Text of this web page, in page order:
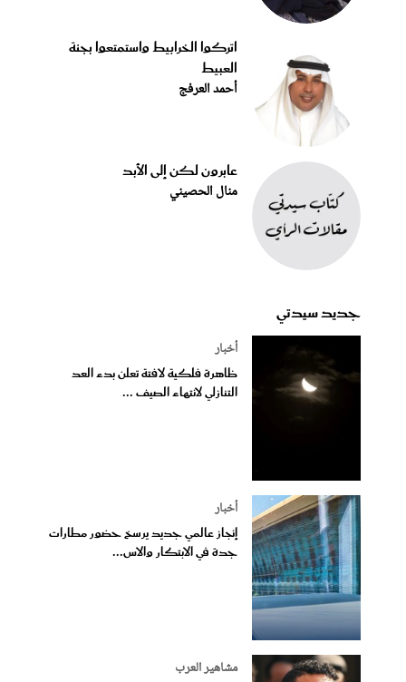
اتركوا الخرابيط واستمتعوا بجنة
العبيط
أحمد العرفج
عابرون لكن إلى الأبد
منال الحصيني
جديد سيدتي
أخبار
ظاهرة فلكية لافتة تعلن بدء العد
التنازلي لانتهاء الصيف ...
أخبار
إنجاز عالمي جديد يرسخ حضور مطارات
جدة في الابتكار والاس...
مشاهير العرب